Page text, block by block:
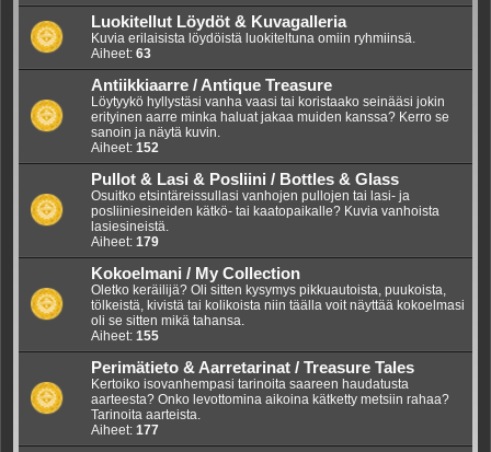
Luokitellut Löydöt & Kuvagalleria
Kuvia erilaisista löydöistä luokiteltuna omiin ryhmiinsä.
Aiheet: 63
Antiikkiaarre / Antique Treasure
Löytyykö hyllystäsi vanha vaasi tai koristaako seinääsi jokin
erityinen aarre minka haluat jakaa muiden kanssa? Kerro se
sanoin ja näytä kuvin.
Aiheet: 152
Pullot & Lasi & Posliini / Bottles & Glass
Osuitko etsintäreissullasi vanhojen pullojen tai lasi- ja
posliiniesineiden kätkö- tai kaatopaikalle? Kuvia vanhoista
lasiesineistä.
Aiheet: 179
Kokoelmani / My Collection
Oletko keräilijä? Oli sitten kysymys pikkuautoista, puukoista,
tölkeistä, kivistä tai kolikoista niin täälla voit näyttää kokoelmasi
oli se sitten mikä tahansa.
Aiheet: 155
Perimätieto & Aarretarinat / Treasure Tales
Kertoiko isovanhempasi tarinoita saareen haudatusta
aarteesta? Onko levottomina aikoina kätketty metsiin rahaa?
Tarinoita aarteista.
Aiheet: 177